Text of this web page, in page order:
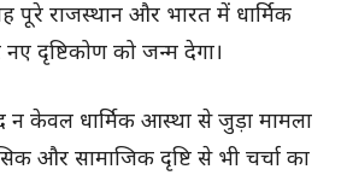
पूरे राजस्थान और भारत में धार्मिक
दृष्टिकोण को जन्म देगा।
न केवल धार्मिक आस्था से जुड़ा मामला
और सामाजिक दृष्टि से भी चर्चा का